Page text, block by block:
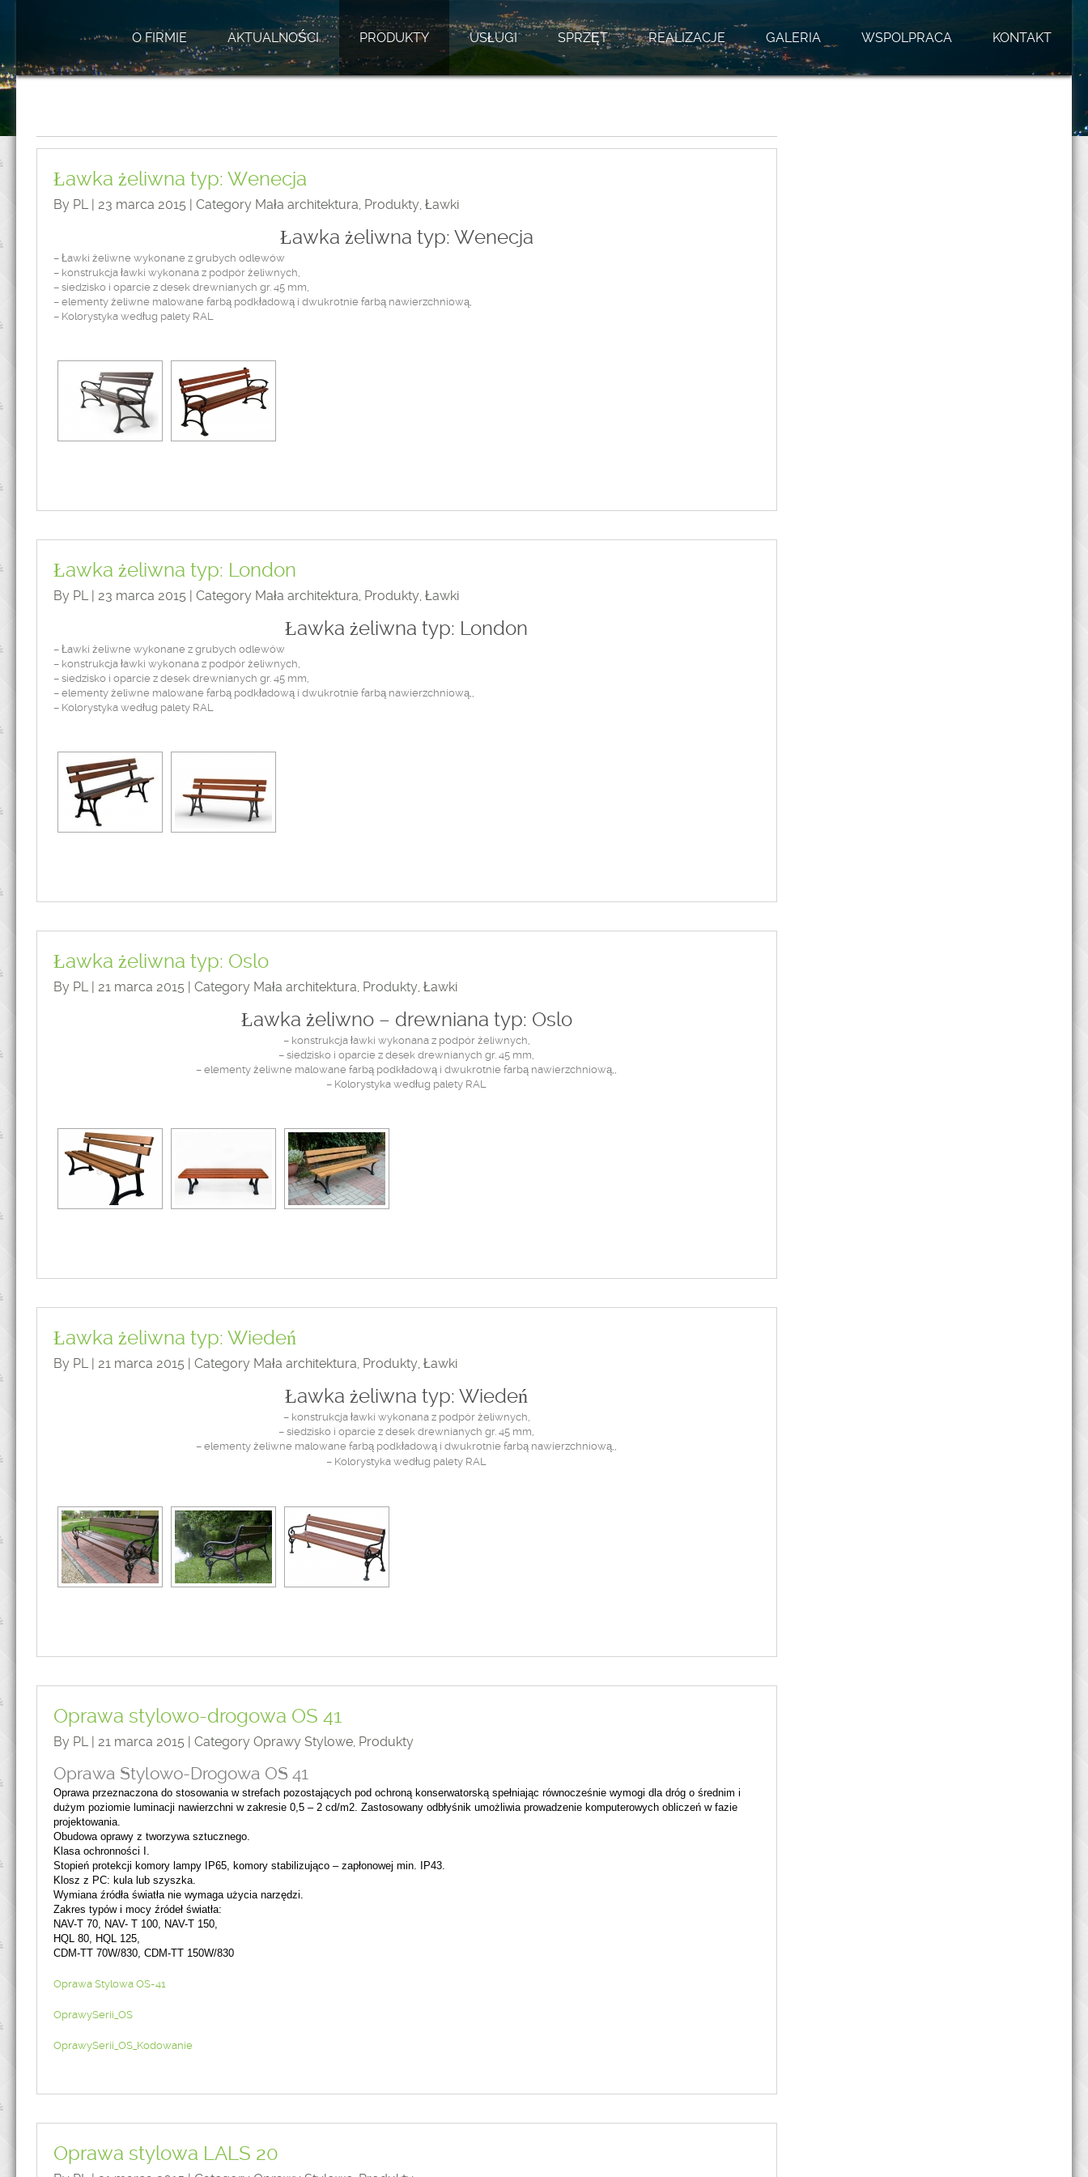
O FIRMIE AKTUALNOŚCI PRODUKTY USŁUGI SPRZĘT REALIZACJE GALERIA WSPOLPRACA KONTAKT
Ławka żeliwna typ: Wenecja
By PL | 23 marca 2015 | Category Mała architektura, Produkty, Ławki
Ławka żeliwna typ: Wenecja
– Ławki żeliwne wykonane z grubych odlewów
– konstrukcja ławki wykonana z podpór żeliwnych,
– siedzisko i oparcie z desek drewnianych gr. 45 mm,
– elementy żeliwne malowane farbą podkładową i dwukrotnie farbą nawierzchniową,
– Kolorystyka według palety RAL
Ławka żeliwna typ: London
By PL | 23 marca 2015 | Category Mała architektura, Produkty, Ławki
Ławka żeliwna typ: London
– Ławki żeliwne wykonane z grubych odlewów
– konstrukcja ławki wykonana z podpór żeliwnych,
– siedzisko i oparcie z desek drewnianych gr. 45 mm,
– elementy żeliwne malowane farbą podkładową i dwukrotnie farbą nawierzchniową,,
– Kolorystyka według palety RAL
Ławka żeliwna typ: Oslo
By PL | 21 marca 2015 | Category Mała architektura, Produkty, Ławki
Ławka żeliwno – drewniana typ: Oslo
– konstrukcja ławki wykonana z podpór żeliwnych,
– siedzisko i oparcie z desek drewnianych gr. 45 mm,
– elementy żeliwne malowane farbą podkładową i dwukrotnie farbą nawierzchniową,,
– Kolorystyka według palety RAL
Ławka żeliwna typ: Wiedeń
By PL | 21 marca 2015 | Category Mała architektura, Produkty, Ławki
Ławka żeliwna typ: Wiedeń
– konstrukcja ławki wykonana z podpór żeliwnych,
– siedzisko i oparcie z desek drewnianych gr. 45 mm,
– elementy żeliwne malowane farbą podkładową i dwukrotnie farbą nawierzchniową,,
– Kolorystyka według palety RAL
Oprawa stylowo-drogowa OS 41
By PL | 21 marca 2015 | Category Oprawy Stylowe, Produkty
Oprawa Stylowo-Drogowa OS 41
Oprawa przeznaczona do stosowania w strefach pozostających pod ochroną konserwatorską spełniając równocześnie wymogi dla dróg o średnim i
dużym poziomie luminacji nawierzchni w zakresie 0,5 – 2 cd/m2. Zastosowany odbłyśnik umożliwia prowadzenie komputerowych obliczeń w fazie
projektowania.
Obudowa oprawy z tworzywa sztucznego.
Klasa ochronności I.
Stopień protekcji komory lampy IP65, komory stabilizująco – zapłonowej min. IP43.
Klosz z PC: kula lub szyszka.
Wymiana źródła światła nie wymaga użycia narzędzi.
Zakres typów i mocy źródeł światła:
NAV-T 70, NAV- T 100, NAV-T 150,
HQL 80, HQL 125,
CDM-TT 70W/830, CDM-TT 150W/830
Oprawa Stylowa OS-41
OprawySerii_OS
OprawySerii_OS_Kodowanie
Oprawa stylowa LALS 20